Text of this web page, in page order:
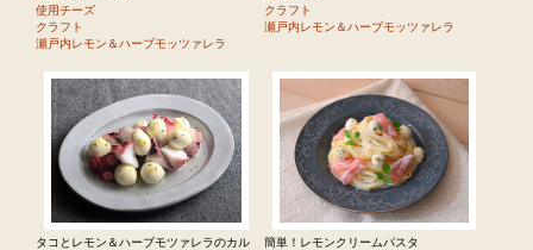
使用チーズ
クラフト
瀬戸内レモン＆ハーブモッツァレラ
クラフト
瀬戸内レモン＆ハーブモッツァレラ
タコとレモン＆ハーブモツァレラのカル 簡単！レモンクリームパスタ